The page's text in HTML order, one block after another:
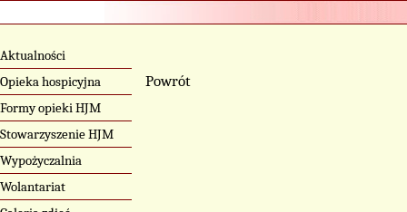
Aktualności
Opieka hospicyjna
Formy opieki HJM
Stowarzyszenie HJM
Wypożyczalnia
Wolantariat
Powrót